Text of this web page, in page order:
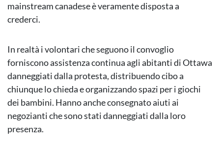
mainstream canadese è veramente disposta a
crederci.
In realtà i volontari che seguono il convoglio
forniscono assistenza continua agli abitanti di Ottawa
danneggiati dalla protesta, distribuendo cibo a
chiunque lo chieda e organizzando spazi per i giochi
dei bambini. Hanno anche consegnato aiuti ai
negozianti che sono stati danneggiati dalla loro
presenza.